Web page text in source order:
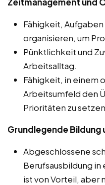
Fähigkeit,
organisieren, um
Pünktlichkeit und
Arbeitsalltag.
Fähigkeit, in einem
Arbeitsumfeld den
Prioritäten zu
Grundlegende Bildung
Abgeschlossene
Berufsausbildung
ist von Vorteil, aber